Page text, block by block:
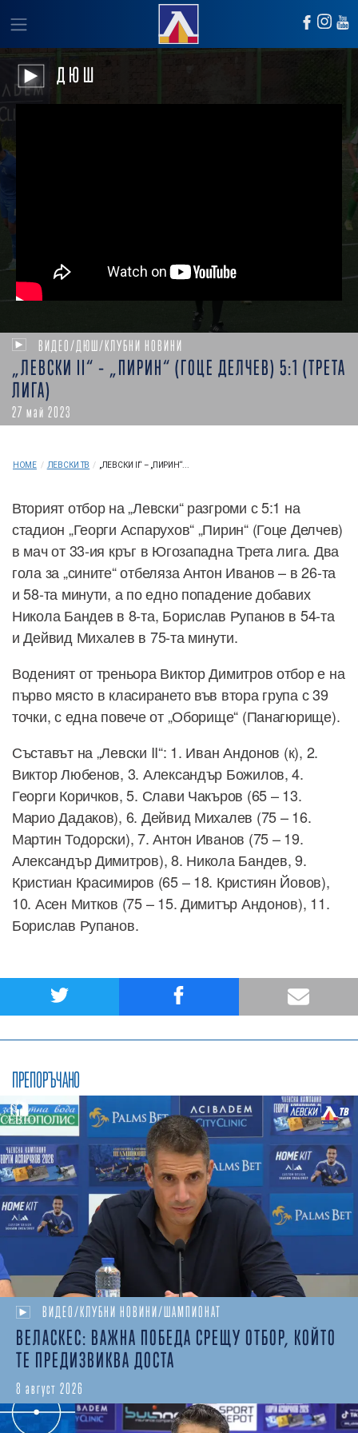
ДЮШ
ВИДЕО/ДЮШ/КЛУБНИ НОВИНИ
„ЛЕВСКИ II“ – „ПИРИН“ (ГОЦЕ ДЕЛЧЕВ) 5:1 (ТРЕТА
ЛИГА)
27 май 2023
HOME / ЛЕВСКИ ТВ / „ЛЕВСКИ II“ – „ПИРИН“...
Вторият отбор на „Левски“ разгроми с 5:1 на
стадион „Георги Аспарухов“ „Пирин“ (Гоце Делчев)
в мач от 33-ия кръг в Югозападна Трета лига. Два
гола за „сините“ отбеляза Антон Иванов – в 26-та
и 58-та минути, а по едно попадение добавих
Никола Бандев в 8-та, Борислав Рупанов в 54-та
и Дейвид Михалев в 75-та минути.
Воденият от треньора Виктор Димитров отбор е на
първо място в класирането във втора група с 39
точки, с една повече от „Оборище“ (Панагюрище).
Съставът на „Левски II“: 1. Иван Андонов (к), 2.
Виктор Любенов, 3. Александър Божилов, 4.
Георги Коричков, 5. Слави Чакъров (65 – 13.
Марио Дадаков), 6. Дейвид Михалев (75 – 16.
Мартин Тодорски), 7. Антон Иванов (75 – 19.
Александър Димитров), 8. Никола Бандев, 9.
Кристиан Красимиров (65 – 18. Кристиян Йовов),
10. Асен Митков (75 – 15. Димитър Андонов), 11.
Борислав Рупанов.
ПРЕПОРЪЧАНО
ВИДЕО/КЛУБНИ НОВИНИ/ШАМПИОНАТ
ВЕЛАСКЕС: ВАЖНА ПОБЕДА СРЕЩУ ОТБОР, КОЙТО
ТЕ ПРЕДИЗВИКВА ДОСТА
8 август 2026